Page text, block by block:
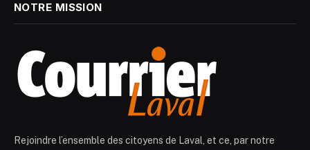
NOTRE MISSION
Rejoindre l’ensemble des citoyens de Laval, et ce, par notre